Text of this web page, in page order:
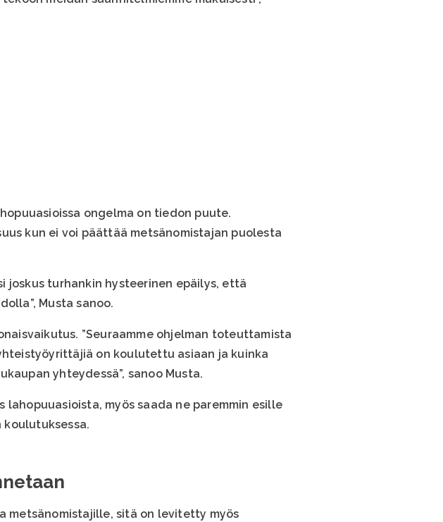
ongelma on tiedon puute.
kun ei voi päättää metsänomistajan puolesta
joskus turhankin hysteerinen epäilys, että
Musta sanoo.
”Seuraamme ohjelman toteuttamista
on koulutettu asiaan ja kuinka
yhteydessä”, sanoo Musta.
myös saada ne paremmin esille
metsänomistajille, sitä on levitetty myös